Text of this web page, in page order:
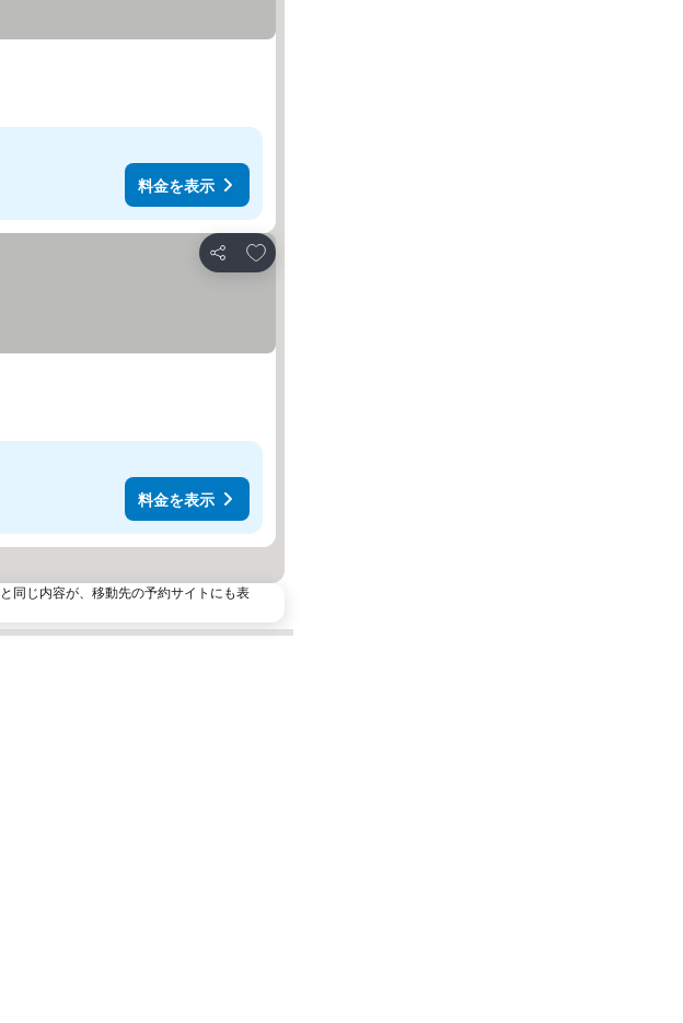
料金を表示
シェア
お気に入りに追加
料金を表示
同じ内容が、移動先の予約サイトにも表